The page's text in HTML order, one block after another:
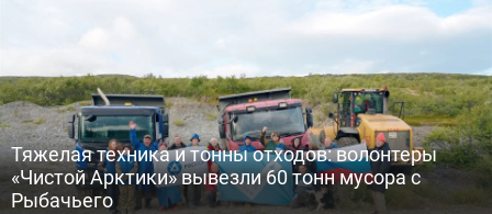
Тяжелая техника и тонны отходов: волонтеры
«Чистой Арктики» вывезли 60 тонн мусора с
Рыбачьего